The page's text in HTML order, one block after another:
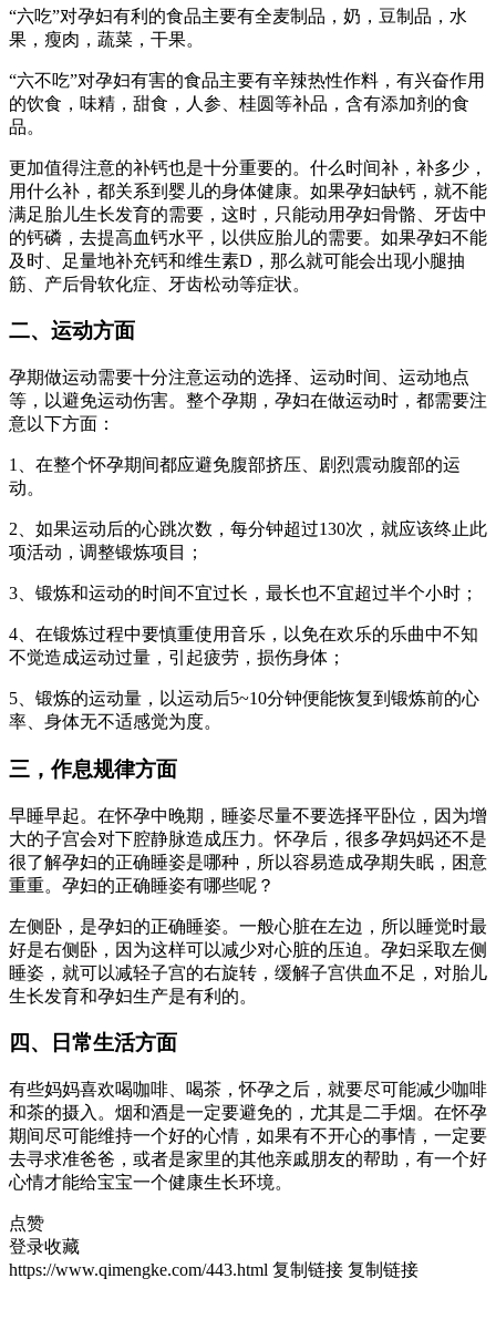
“六吃”对孕妇有利的食品主要有全麦制品，奶，豆制品，水
果，瘦肉，蔬菜，干果。
“六不吃”对孕妇有害的食品主要有辛辣热性作料，有兴奋作用
的饮食，味精，甜食，人参、桂圆等补品，含有添加剂的食
品。
更加值得注意的补钙也是十分重要的。什么时间补，补多少，
用什么补，都关系到婴儿的身体健康。如果孕妇缺钙，就不能
满足胎儿生长发育的需要，这时，只能动用孕妇骨骼、牙齿中
的钙磷，去提高血钙水平，以供应胎儿的需要。如果孕妇不能
及时、足量地补充钙和维生素D，那么就可能会出现小腿抽
筋、产后骨软化症、牙齿松动等症状。
二、运动方面
孕期做运动需要十分注意运动的选择、运动时间、运动地点
等，以避免运动伤害。整个孕期，孕妇在做运动时，都需要注
意以下方面：
1、在整个怀孕期间都应避免腹部挤压、剧烈震动腹部的运
动。
2、如果运动后的心跳次数，每分钟超过130次，就应该终止此
项活动，调整锻炼项目；
3、锻炼和运动的时间不宜过长，最长也不宜超过半个小时；
4、在锻炼过程中要慎重使用音乐，以免在欢乐的乐曲中不知
不觉造成运动过量，引起疲劳，损伤身体；
5、锻炼的运动量，以运动后5~10分钟便能恢复到锻炼前的心
率、身体无不适感觉为度。
三，作息规律方面
早睡早起。在怀孕中晚期，睡姿尽量不要选择平卧位，因为增
大的子宫会对下腔静脉造成压力。怀孕后，很多孕妈妈还不是
很了解孕妇的正确睡姿是哪种，所以容易造成孕期失眠，困意
重重。孕妇的正确睡姿有哪些呢？
左侧卧，是孕妇的正确睡姿。一般心脏在左边，所以睡觉时最
好是右侧卧，因为这样可以减少对心脏的压迫。孕妇采取左侧
睡姿，就可以减轻子宫的右旋转，缓解子宫供血不足，对胎儿
生长发育和孕妇生产是有利的。
四、日常生活方面
有些妈妈喜欢喝咖啡、喝茶，怀孕之后，就要尽可能减少咖啡
和茶的摄入。烟和酒是一定要避免的，尤其是二手烟。在怀孕
期间尽可能维持一个好的心情，如果有不开心的事情，一定要
去寻求准爸爸，或者是家里的其他亲戚朋友的帮助，有一个好
心情才能给宝宝一个健康生长环境。
点赞
登录收藏
https://www.qimengke.com/443.html 复制链接 复制链接